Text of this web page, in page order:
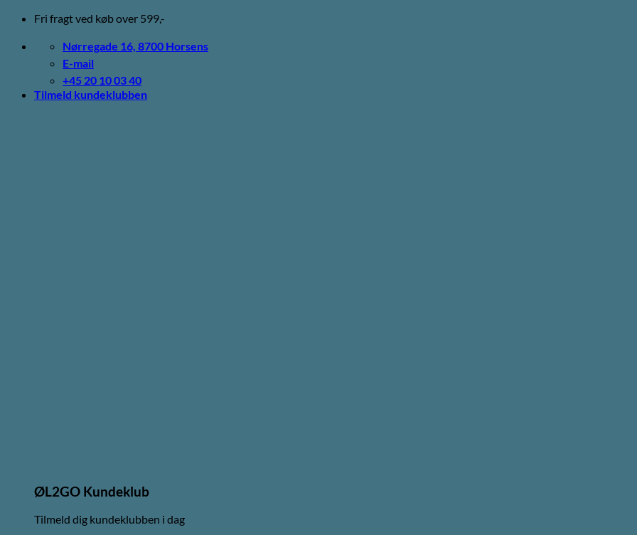
Fortsæt
indhold
Fri fragt ved køb over 599,-
Nørregade 16, 8700 Horsens
E-mail
+45 20 10 03 40
Tilmeld kundeklubben
ØL2GO Kundeklub
Tilmeld dig kundeklubben i dag